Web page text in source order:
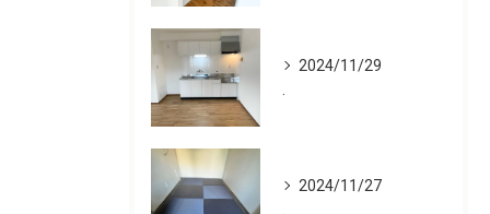
2024/11/29
2024/11/27